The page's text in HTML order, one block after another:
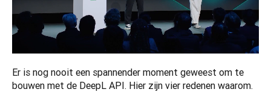
Er is nog nooit een spannender moment geweest om te
bouwen met de DeepL API. Hier zijn vier redenen waarom.